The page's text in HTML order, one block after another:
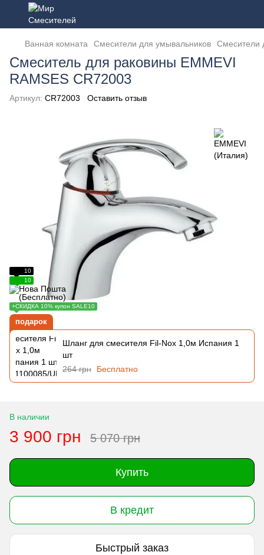
Ванная комната Смесители для умывальников Смесители
Смеситель для раковины EMMEVI
RAMSES CR72003
Артикул: CR72003 Оставить отзыв
10
10
+СКИДКА 10% купон SALE10
подарок
Шланг для смесителя Fil-Nox 1,0м Испания 1
шт
264 грн
Бесплатно
В наличии
3 900 грн 5 070 грн
Купить
В кредит
Быстрый заказ